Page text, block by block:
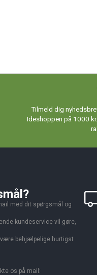
Tilmeld dig
Ideshoppen på 1000
med dit spørgsmål og
kundeservice vil gøre,
behjælpelige hurtigst
os på mail: